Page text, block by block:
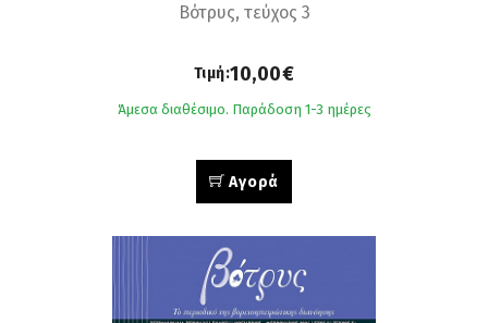
Βότρυς, τεύχος 3
Τιμή:10,00€
Άμεσα διαθέσιμο. Παράδοση 1-3 ημέρες
Αγορά